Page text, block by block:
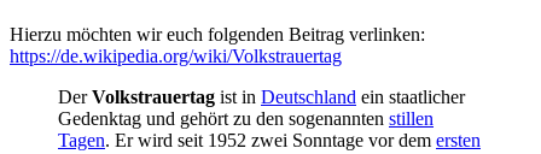
Hierzu möchten wir euch folgenden Beitrag verlinken:
https://de.wikipedia.org/wiki/Volkstrauertag
DerVolkstrauertag ist in Deutschland ein staatlicher
Gedenktag und gehört zu den sogenannten stillen
Tagen. Er wird seit 1952 zwei Sonntage vor dem ersten